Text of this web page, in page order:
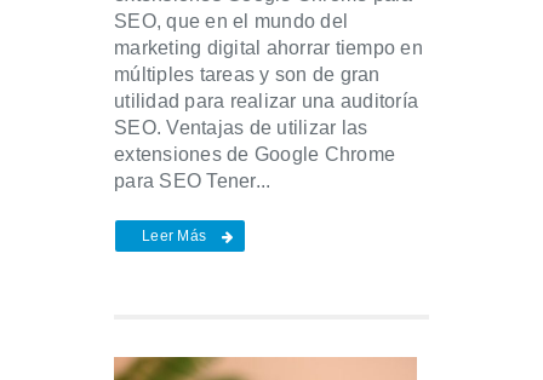
SEO, que en el mundo del
marketing digital ahorrar tiempo en
múltiples tareas y son de gran
utilidad para realizar una auditoría
SEO. Ventajas de utilizar las
extensiones de Google Chrome
para SEO Tener...
Leer Más